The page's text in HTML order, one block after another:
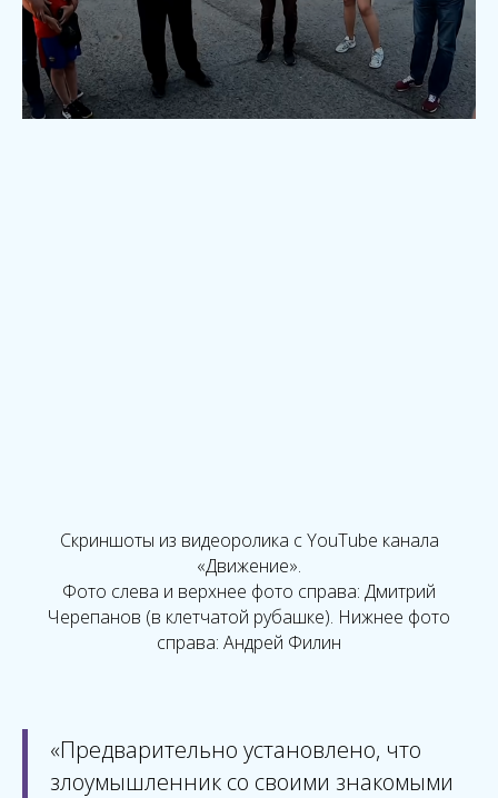
Скриншоты из видеоролика с YouTube канала
«Движение».
Фото слева и верхнее фото справа: Дмитрий
Черепанов (в клетчатой рубашке). Нижнее фото
справа: Андрей Филин
«Предварительно установлено, что
злоумышленник со своими знакомыми